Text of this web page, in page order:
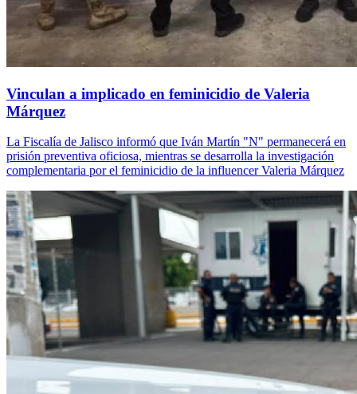
Vinculan a implicado en feminicidio de Valeria
Márquez
La Fiscalía de Jalisco informó que Iván Martín "N" permanecerá en
prisión preventiva oficiosa, mientras se desarrolla la investigación
complementaria por el feminicidio de la influencer Valeria Márquez